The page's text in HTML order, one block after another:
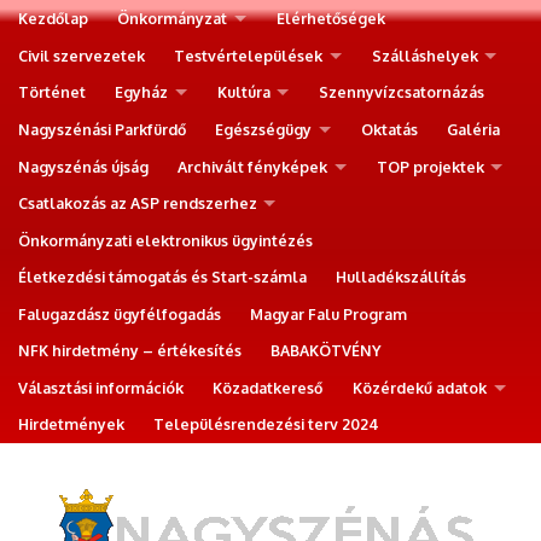
Kezdőlap Önkormányzat
Elérhetőségek
Civil szervezetek
Testvértelepülések
Szálláshelyek
Történet
Egyház Kultúra
Szennyvízcsatornázás
Nagyszénási Parkfürdő
Egészségügy Oktatás
Galéria
Nagyszénás újság
Archivált fényképek
TOP projektek
Csatlakozás az ASP rendszerhez
Önkormányzati elektronikus ügyintézés
Életkezdési támogatás és Start-számla
Hulladékszállítás
Falugazdász ügyfélfogadás
Magyar Falu Program
NFK hirdetmény – értékesítés
BABAKÖTVÉNY
Választási információk
Közadatkereső
Közérdekű adatok
Hirdetmények
Településrendezési terv 2024